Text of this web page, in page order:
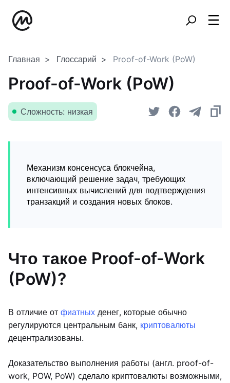
Главная Глоссарий Proof-of-Work (PoW)
Proof-of-Work (PoW)
Сложность: низкая
Механизм консенсуса блокчейна,
включающий решение задач, требующих
интенсивных вычислений для подтверждения
транзакций и создания новых блоков.
Что такое Proof-of-Work
(PoW)?
В отличие от фиатных денег, которые обычно
регулируются центральным банк, криптовалюты
децентрализованы.
Доказательство выполнения работы (англ. proof-of-
work, POW, PoW) сделало криптовалюты возможными,